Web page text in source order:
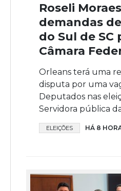
Roseli
demandas
do Sul de SC
Câmara
Orleans terá uma
disputa por uma
Deputados nas
Servidora pública
ELEIÇÕES HÁ 8